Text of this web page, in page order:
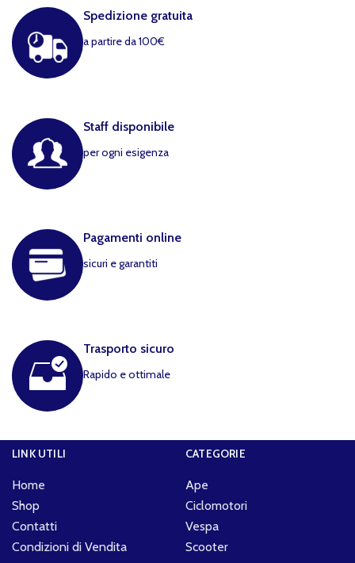
Spedizione gratuita
a partire da 100€
Staff disponibile
per ogni esigenza
Pagamenti online
sicuri e garantiti
Trasporto sicuro
Rapido e ottimale
LINK UTILI
Home
Shop
Contatti
Condizioni di Vendita
CATEGORIE
Ape
Ciclomotori
Vespa
Scooter